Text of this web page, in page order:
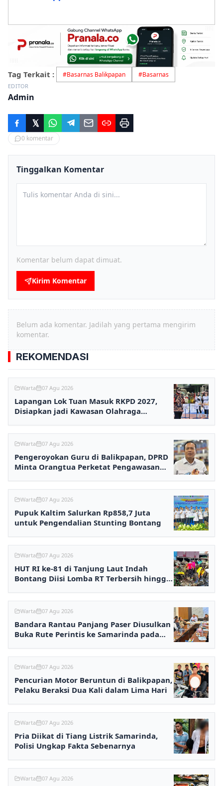
Tag Terkait : #Basarnas Balikpapan #Basarnas
EDITOR
Admin
0 komentar
Tinggalkan Komentar
Komentar belum dapat dimuat.
Kirim Komentar
Belum ada komentar. Jadilah yang pertama mengirim
komentar.
REKOMENDASI
Warta 07 Agu 2026
Lapangan Lok Tuan Masuk RKPD 2027,
Disiapkan jadi Kawasan Olahraga
Warta 07 Agu 2026
Pengeroyokan Guru di Balikpapan, DPRD
Minta Orangtua Perketat Pengawasan
Warta 07 Agu 2026
Pupuk Kaltim Salurkan Rp858,7 Juta
untuk Pengendalian Stunting Bontang
Warta 07 Agu 2026
HUT RI ke-81 di Tanjung Laut Indah
Bontang Diisi Lomba RT Terbersih hingga
Warta 07 Agu 2026
Bandara Rantau Panjang Paser Diusulkan
Buka Rute Perintis ke Samarinda pada
Warta 07 Agu 2026
Pencurian Motor Beruntun di Balikpapan,
Pelaku Beraksi Dua Kali dalam Lima Hari
Warta 07 Agu 2026
Pria Diikat di Tiang Listrik Samarinda,
Polisi Ungkap Fakta Sebenarnya
Warta 07 Agu 2026